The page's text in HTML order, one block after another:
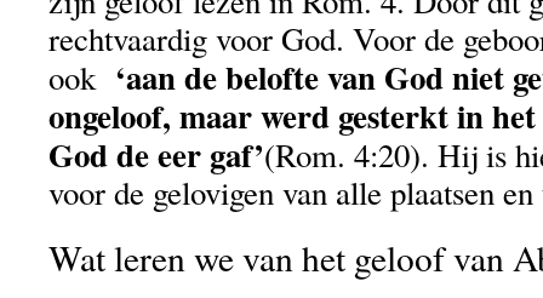
rechtvaardig voor God. Voor de
ook ‘aan de belofte van God niet
ongeloof, maar werd gesterkt in
God de eer gaf’(Rom. 4:20). Hij is
voor de gelovigen van alle plaatsen
Wat leren we van het geloof van